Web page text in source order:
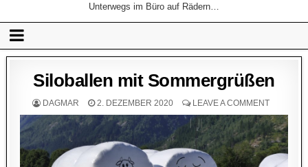
Unterwegs im Büro auf Rädern…
Siloballen mit Sommergrüßen
DAGMAR 2. DEZEMBER 2020 LEAVE A COMMENT